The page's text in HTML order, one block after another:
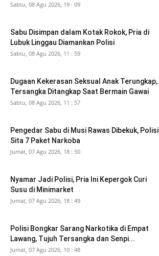
Sabtu, 08 Agu 2026, 19 : 09
Sabu Disimpan dalam Kotak Rokok, Pria di
Lubuk Linggau Diamankan Polisi
Sabtu, 08 Agu 2026, 11 : 59
Dugaan Kekerasan Seksual Anak Terungkap,
Tersangka Ditangkap Saat Bermain Gawai
Sabtu, 08 Agu 2026, 11 : 57
Pengedar Sabu di Musi Rawas Dibekuk, Polisi
Sita 7 Paket Narkoba
Jumat, 07 Agu 2026, 18 : 50
Nyamar Jadi Polisi, Pria Ini Kepergok Curi
Susu di Minimarket
Jumat, 07 Agu 2026, 18 : 49
Polisi Bongkar Sarang Narkotika di Empat
Lawang, Tujuh Tersangka dan Senpi...
Jumat, 07 Agu 2026, 10 : 48